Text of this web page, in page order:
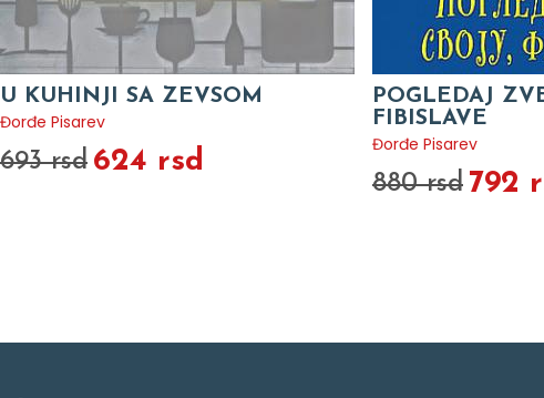
U KUHINJI SA ZEVSOM
Đorđe Pisarev
693 rsd 624 rsd
POGLEDAJ
FIBISLAVE
Đorđe Pisarev
880 rsd 792